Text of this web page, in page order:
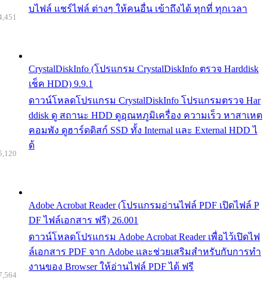
บไฟล์ แชร์ไฟล์ ต่างๆ ให้คนอื่น เข้าถึงได้ ทุกที่ ทุกเวลา
CrystalDiskInfo (โปรแกรม CrystalDiskInfo ตรวจ Harddisk
เช็ค HDD) 9.9.1
ดาวน์โหลดโปรแกรม CrystalDiskInfo โปรแกรมตรวจ Har
ddisk ดู สถานะ HDD ดูอุณหภูมิเครื่อง ความเร็ว หาสาเหต
คอมพัง ดูฮาร์ดดิสก์ SSD ทั้ง Internal และ External HDD ไ
ด้
Adobe Acrobat Reader (โปรแกรมอ่านไฟล์ PDF เปิดไฟล์ P
DF ไฟล์เอกสาร ฟรี) 26.001
ดาวน์โหลดโปรแกรม Adobe Acrobat Reader เพื่อไว้เปิดไฟ
ล์เอกสาร PDF จาก Adobe และช่วยเสริมสำหรับกับการทำ
งานของ Browser ให้อ่านไฟล์ PDF ได้ ฟรี